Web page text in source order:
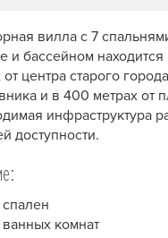
вилла с 7
и бассейном
от центра старого города
и в 400 метрах от
инфраструктура
доступности.
спален
ванных комнат